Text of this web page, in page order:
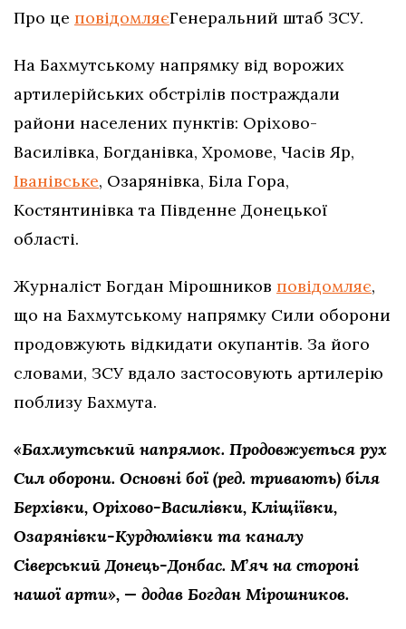
Про це повідомляєГенеральний штаб ЗСУ.
На Бахмутському напрямку від ворожих
артилерійських обстрілів постраждали
райони населених пунктів: Оріхово-
Василівка, Богданівка, Хромове, Часів Яр,
Іванівське, Озарянівка, Біла Гора,
Костянтинівка та Південне Донецької
області.
Журналіст Богдан Мірошников повідомляє,
що на Бахмутському напрямку Сили оборони
продовжують відкидати окупантів. За його
словами, ЗСУ вдало застосовують артилерію
поблизу Бахмута.
«Бахмутський напрямок. Продовжується рух
Сил оборони. Основні бої (ред. тривають) біля
Берхівки, Оріхово-Василівки, Кліщіївки,
Озарянівки-Курдюмівки та каналу
Сіверський Донець-Донбас. Мʼяч на стороні
нашої арти», — додав Богдан Мірошников.